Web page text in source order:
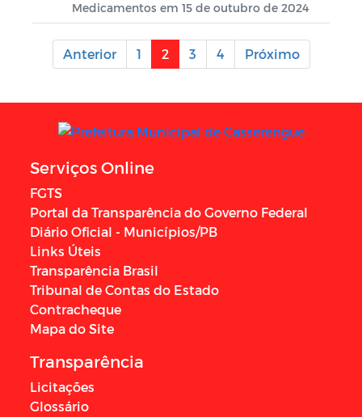
Medicamentos em 15 de outubro de 2024
Anterior 1 2 3 4 Próximo
Serviços Online
FGTS
Portal da Transparência do Governo Federal
Diário Oficial - Municípios/PB
Links Úteis
Transparência Brasil
Tribunal de Contas do Estado
Contracheque
Mapa do Site
Transparência
Licitações
Glossário